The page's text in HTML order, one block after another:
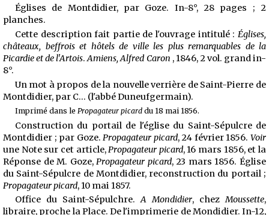
Églises de Montdidier, par Goze. In-8°, 28 pages ; 2
planches.
Cette description fait partie de l'ouvrage intitulé : Églises,
châteaux, beffrois et hôtels de ville les plus remarquables de la
Picardie et de l'Artois.Amiens, Alfred Caron , 1846, 2 vol. grand in-
8°.
Un mot à propos de la nouvelle verrière de Saint-Pierre de
Montdidier, par C... (l'abbé Duneufgermain).
Imprimé dans le Propagateur picarddu 18 mai 1856.
Construction du portail de l'église du Saint-Sépulcre de
Montdidier ; par Goze.Propagateur picard, 24 février 1856.Voir
une Note sur cet article,Propagateur picard, 16 mars 1856, et la
Réponse de M. Goze,Propagateur picard, 23 mars 1856. Église
du Saint-Sépulcre de Montdidier, reconstruction du portail ;
Propagateur picard, 10 mai 1857.
Office du Saint-Sépulchre.A Mondidier, chezMoussette,
libraire, proche la Place. De l'imprimerie de Mondidier. In-12,